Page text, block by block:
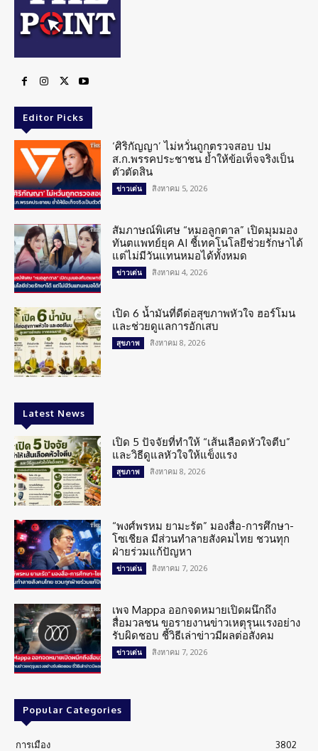
Editor Picks
‘ศิริกัญญา’ ไม่หวั่นถูกตรวจสอบ ปม
ส.ก.พรรคประชาชน ย้ำให้ข้อเท็จจริงเป็น
ตัวตัดสิน
ข่าวเด่น สิงหาคม 5, 2026
สัมภาษณ์พิเศษ “หมอลูกตาล” เปิดมุมมอง
ทันตแพทย์ยุค AI ชี้เทคโนโลยีช่วยรักษาได้
แต่ไม่มีวันแทนหมอได้ทั้งหมด
ข่าวเด่น สิงหาคม 4, 2026
เปิด 6 น้ำมันที่ดีต่อสุขภาพหัวใจ ฮอร์โมน
และช่วยดูแลการอักเสบ
สุขภาพ สิงหาคม 8, 2026
Latest News
เปิด 5 ปัจจัยที่ทำให้ “เส้นเลือดหัวใจตีบ”
และวิธีดูแลหัวใจให้แข็งแรง
สุขภาพ สิงหาคม 8, 2026
“พงศ์พรหม ยามะรัต” มองสื่อ-การศึกษา-
โซเชียล มีส่วนทำลายสังคมไทย ชวนทุก
ฝ่ายร่วมแก้ปัญหา
ข่าวเด่น สิงหาคม 7, 2026
เพจ Mappa ออกจดหมายเปิดผนึกถึง
สื่อมวลชน ขอรายงานข่าวเหตุรุนแรงอย่าง
รับผิดชอบ ชี้วิธีเล่าข่าวมีผลต่อสังคม
ข่าวเด่น สิงหาคม 7, 2026
Popular Categories
การเมือง 3802